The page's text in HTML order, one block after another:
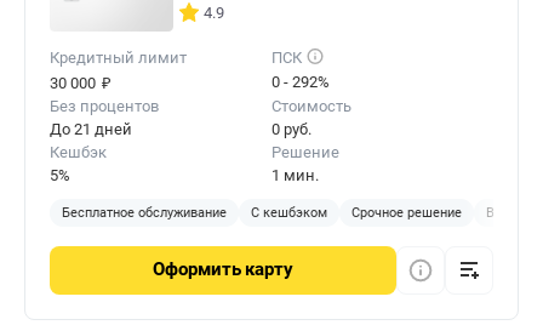
4.9
Кредитный лимит
30 000 ₽
ПСК
0 - 292%
Без процентов
До 21 дней
Стоимость
0 руб.
Кешбэк
5%
Решение
1 мин.
Бесплатное обслуживание С кешбэком Срочное решение
Оформить карту